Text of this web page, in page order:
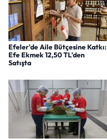
Efeler'de Aile Bütçesine Katkı:
Efe Ekmek 12,50 TL'den
Satışta